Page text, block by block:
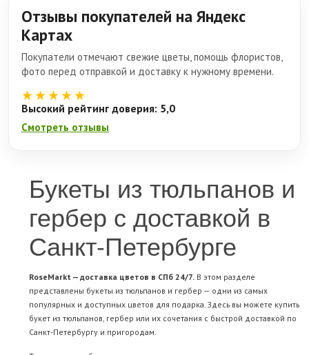
Отзывы покупателей на Яндекс
Картах
Покупатели отмечают свежие цветы, помощь флористов,
фото перед отправкой и доставку к нужному времени.
★★★★★
Высокий рейтинг доверия: 5,0
Смотреть отзывы
Букеты из тюльпанов и
гербер с доставкой в
Санкт-Петербурге
RoseMarkt — доставка цветов в СПб 24/7. В этом разделе
представлены букеты из тюльпанов и гербер — одни из самых
популярных и доступных цветов для подарка. Здесь вы можете купить
букет из тюльпанов, гербер или их сочетания с быстрой доставкой по
Санкт-Петербургу и пригородам.